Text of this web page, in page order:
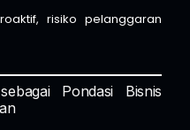
risiko pelanggaran
Pondasi Bisnis